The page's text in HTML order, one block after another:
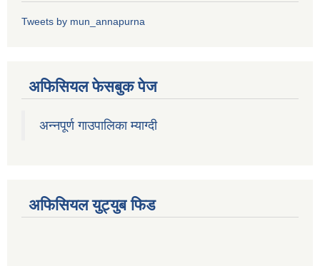
Tweets by mun_annapurna
अफिसियल फेसबुक पेज
अन्नपूर्ण गाउपालिका म्याग्दी
अफिसियल युट्युब फिड